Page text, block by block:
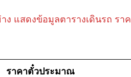
แสดงข้อมูลตารางเดินรถ รา
ราคาตั๋วประมาณ